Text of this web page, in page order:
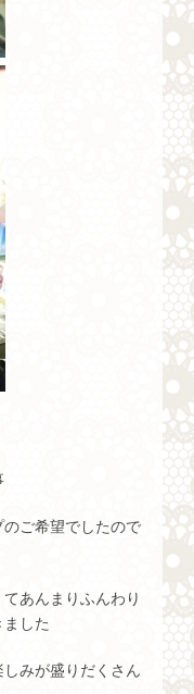
ご希望でしたので
あんまりふんわり
した
みが盛りだくさん